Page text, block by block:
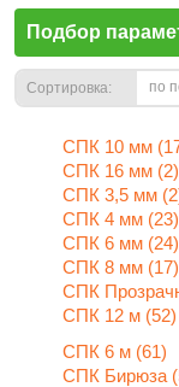
Подбор
Сортировка: по
СПК 10 мм
СПК 16 мм (2)
СПК 3,5 мм
СПК 4 мм (23)
СПК 6 мм (24)
СПК 8 мм (17)
СПК
СПК 12 м (52)
СПК 6 м (61)
СПК Бирюза